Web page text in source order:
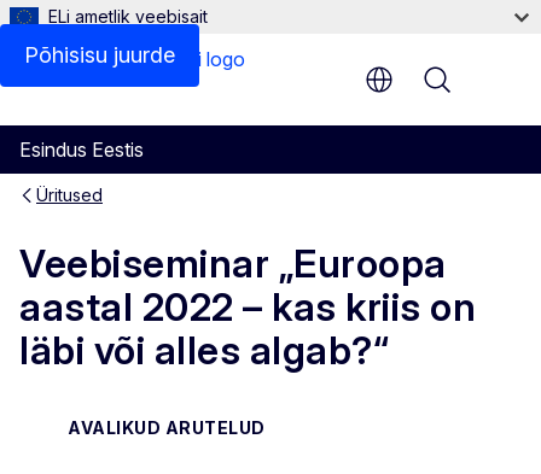
Põhisisu juurde
ELi ametlik veebisait
Esindus Eestis
Menu
Üritused
Veebiseminar „Euroopa
aastal 2022 – kas kriis on
läbi või alles algab?“
AVALIKUD ARUTELUD